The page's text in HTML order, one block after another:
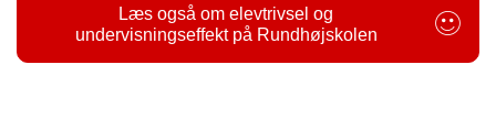
Læs også om elevtrivsel og
undervisningseffekt på Rundhøjskolen